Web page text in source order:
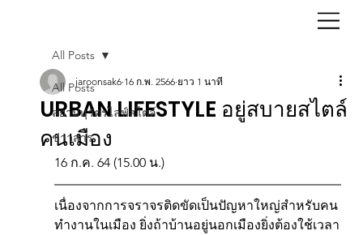
All Posts
สยามนุวัตรไลฟ์สไตล์
ข่าวสาร
All Posts
URBAN LIFESTYLE อยู่สบายสไตล์
คนเมือง
jaroonsak6 16 ก.พ. 2566 ยาว 1 นาที
16 ก.ค. 64 (15.00 น.)
เนื่องจากการจราจรติดขัดเป็นปัญหาใหญ่สำหรับคน
ทำงานในเมือง ยิ่งถ้าบ้านอยู่นอกเมืองยิ่งต้องใช้เวลา